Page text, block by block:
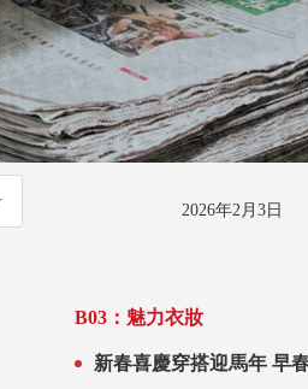
香港文匯報 2026年2月3日
B03：魅力衣妝
新春喜